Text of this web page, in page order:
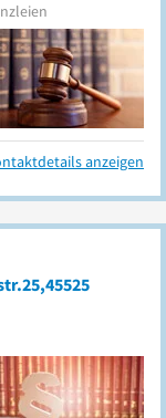
anzeigen